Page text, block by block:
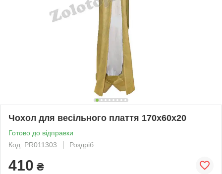
Чохол для весільного плаття 170х60х20
Готово до відправки
Код: PR011303
Роздріб
410 ₴